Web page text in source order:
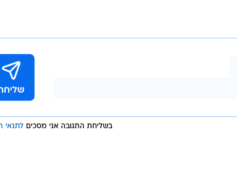
בשליחת התגובה אני מסכים לתנאי